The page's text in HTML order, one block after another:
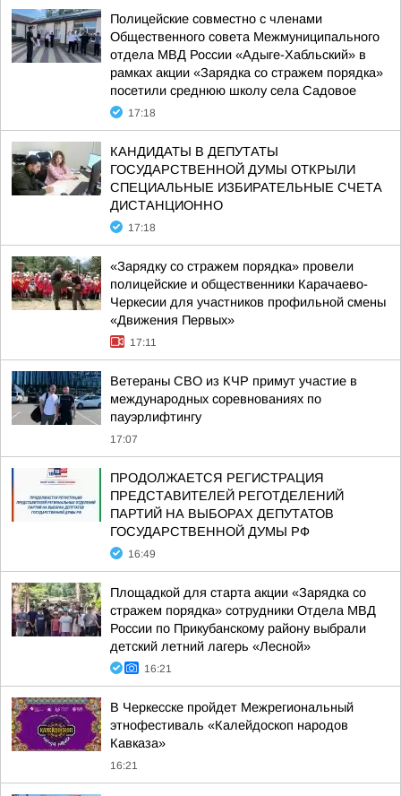
Полицейские совместно с членами
Общественного совета Межмуниципального
отдела МВД России «Адыге-Хабльский» в
рамках акции «Зарядка со стражем порядка»
посетили среднюю школу села Садовое
17:18
КАНДИДАТЫ В ДЕПУТАТЫ
ГОСУДАРСТВЕННОЙ ДУМЫ ОТКРЫЛИ
СПЕЦИАЛЬНЫЕ ИЗБИРАТЕЛЬНЫЕ СЧЕТА
ДИСТАНЦИОННО
17:18
«Зарядку со стражем порядка» провели
полицейские и общественники Карачаево-
Черкесии для участников профильной смены
«Движения Первых»
17:11
Ветераны СВО из КЧР примут участие в
международных соревнованиях по
пауэрлифтингу
17:07
ПРОДОЛЖАЕТСЯ РЕГИСТРАЦИЯ
ПРЕДСТАВИТЕЛЕЙ РЕГОТДЕЛЕНИЙ
ПАРТИЙ НА ВЫБОРАХ ДЕПУТАТОВ
ГОСУДАРСТВЕННОЙ ДУМЫ РФ
16:49
Площадкой для старта акции «Зарядка со
стражем порядка» сотрудники Отдела МВД
России по Прикубанскому району выбрали
детский летний лагерь «Лесной»
16:21
В Черкесске пройдет Межрегиональный
этнофестиваль «Калейдоскоп народов
Кавказа»
16:21